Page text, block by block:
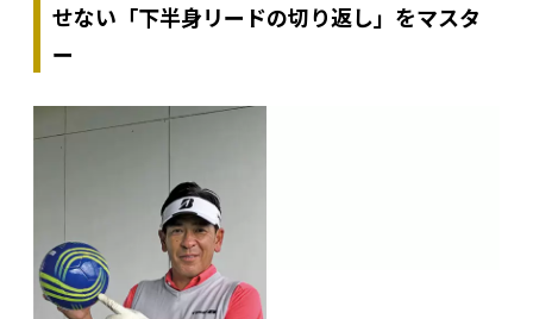
せない「下半身リードの切り返し」をマスタ
ー